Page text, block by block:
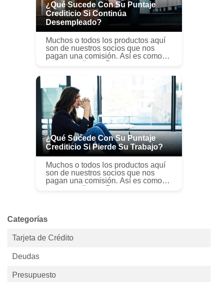
¿Qué Sucede Con Su Puntaje
Crediticio Si Continúa
Desempleado?
Muchos o todos los productos aquí
son de nuestros socios que nos
pagan una comisión. Así es como
ganamos dinero. Pero nuestra
opiniones de nuestros expertos no
s...
¿Qué Sucede Con Su Puntaje
Crediticio Si Pierde Su Trabajo?
Muchos o todos los productos aquí
son de nuestros socios que nos
pagan una comisión. Así es como
ganamos dinero. Pero nuestra
Categorías
Tarjeta de Crédito
Deudas
Presupuesto